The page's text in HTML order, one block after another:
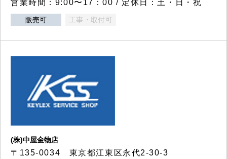
営業時間：9:00〜17：00 / 定休日：土・日・祝
販売可 工事・取付可
(株)中屋金物店
〒135-0034 東京都江東区永代2-30-3